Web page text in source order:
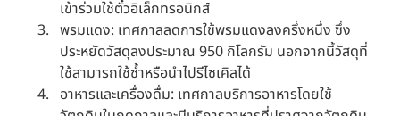
เข้าร่วมใช้ตั๋วอิเล็กทรอนิกส์
พรมแดง: เทศกาลลดการใช้พรมแดงลงครึ่งหนึ่ง ซึ่ง
ประหยัดวัสดุลงประมาณ 950 กิโลกรัม นอกจากนี้วัสดุที่
ใช้สามารถใช้ซ้ำหรือนำไปรีไซเคิลได้
อาหารและเครื่องดื่ม: เทศกาลบริการอาหารโดยใช้